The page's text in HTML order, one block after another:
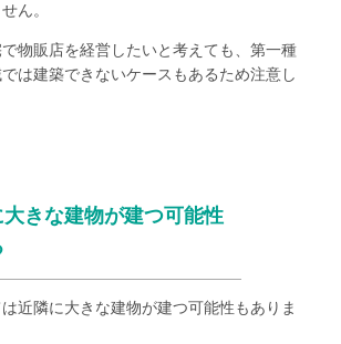
ん。
物販店を経営したいと考えても、第一種
は建築できないケースもあるため注意し
きな建物が建つ可能性
近隣に大きな建物が建つ可能性もありま